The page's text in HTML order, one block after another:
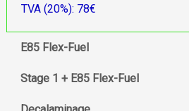
TVA (20%): 78€
E85 Flex-Fuel
Stage 1 + E85 Flex-Fuel